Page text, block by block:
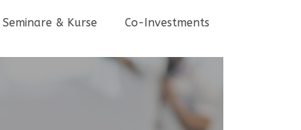
Seminare & Kurse Co-Investments